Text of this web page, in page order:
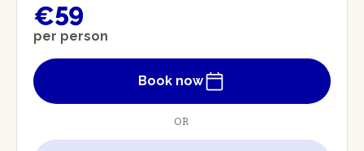
€59
per person
Book now
OR